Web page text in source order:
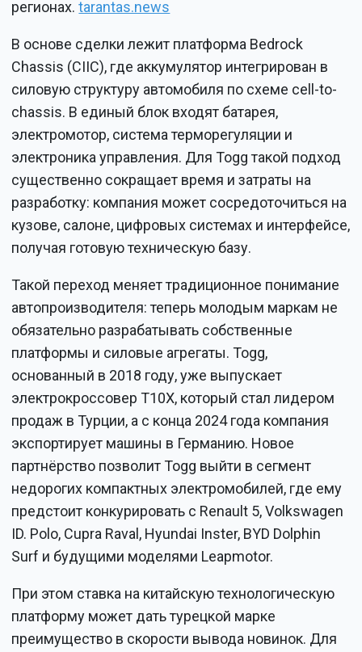
регионах.tarantas.news
В основе сделки лежит платформа Bedrock
Chassis (CIIC), где аккумулятор интегрирован в
силовую структуру автомобиля по схеме cell-to-
chassis. В единый блок входят батарея,
электромотор, система терморегуляции и
электроника управления. Для Togg такой подход
существенно сокращает время и затраты на
разработку: компания может сосредоточиться на
кузове, салоне, цифровых системах и интерфейсе,
получая готовую техническую базу.
Такой переход меняет традиционное понимание
автопроизводителя: теперь молодым маркам не
обязательно разрабатывать собственные
платформы и силовые агрегаты. Togg,
основанный в 2018 году, уже выпускает
электрокроссовер T10X, который стал лидером
продаж в Турции, а с конца 2024 года компания
экспортирует машины в Германию. Новое
партнёрство позволит Togg выйти в сегмент
недорогих компактных электромобилей, где ему
предстоит конкурировать с Renault 5, Volkswagen
ID. Polo, Cupra Raval, Hyundai Inster, BYD Dolphin
Surf и будущими моделями Leapmotor.
При этом ставка на китайскую технологическую
платформу может дать турецкой марке
преимущество в скорости вывода новинок. Для